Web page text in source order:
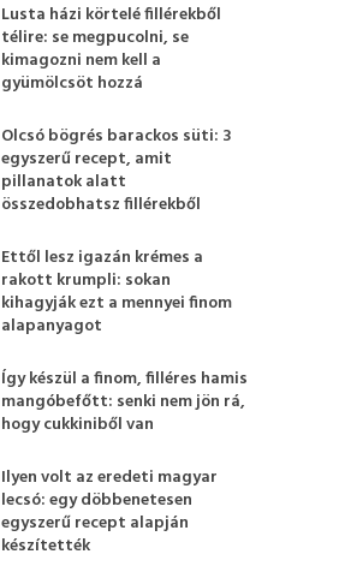
Lusta házi körtelé fillérekből
télire: se megpucolni, se
kimagozni nem kell a
gyümölcsöt hozzá
Olcsó bögrés barackos süti: 3
egyszerű recept, amit
pillanatok alatt
összedobhatsz fillérekből
Ettől lesz igazán krémes a
rakott krumpli: sokan
kihagyják ezt a mennyei finom
alapanyagot
Így készül a finom, filléres hamis
mangóbefőtt: senki nem jön rá,
hogy cukkiniből van
Ilyen volt az eredeti magyar
lecsó: egy döbbenetesen
egyszerű recept alapján
készítették